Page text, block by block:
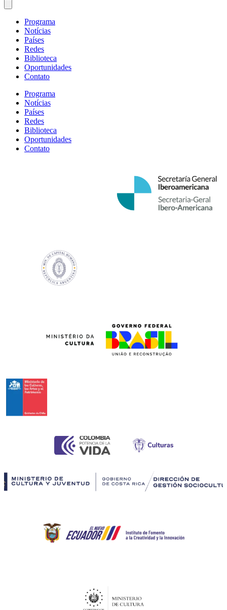
Programa
Notícias
Países
Redes
Biblioteca
Oportunidades
Contato
Programa
Notícias
Países
Redes
Biblioteca
Oportunidades
Contato